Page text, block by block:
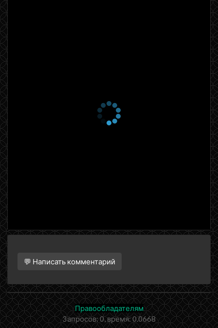
💬 Написать комментарий
Правообладателям
Запросов: 0, время: 0.0668